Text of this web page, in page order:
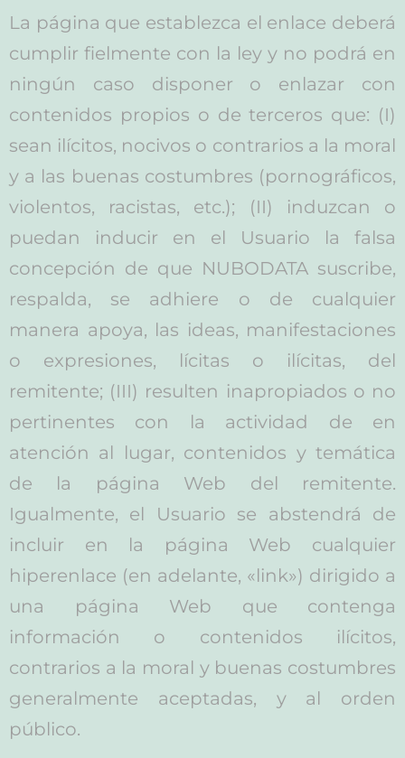
La página que establezca el enlace deberá
cumplir fielmente con la ley y no podrá en
ningún caso disponer o enlazar con
contenidos propios o de terceros que: (I)
sean ilícitos, nocivos o contrarios a la moral
y a las buenas costumbres (pornográficos,
violentos, racistas, etc.); (II) induzcan o
puedan inducir en el Usuario la falsa
concepción de que NUBODATA suscribe,
respalda, se adhiere o de cualquier
manera apoya, las ideas, manifestaciones
o expresiones, lícitas o ilícitas, del
remitente; (III) resulten inapropiados o no
pertinentes con la actividad de en
atención al lugar, contenidos y temática
de la página Web del remitente.
Igualmente, el Usuario se abstendrá de
incluir en la página Web cualquier
hiperenlace (en adelante, «link») dirigido a
una página Web que contenga
información o contenidos ilícitos,
contrarios a la moral y buenas costumbres
generalmente aceptadas, y al orden
público.